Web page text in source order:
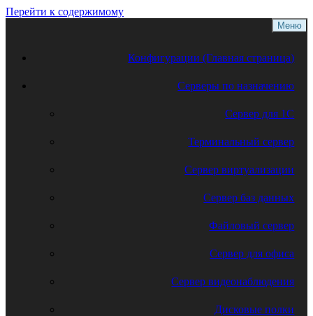
Перейти к содержимому
Меню
Конфигурации (Главная страница)
Серверы по назначению
Сервер для 1С
Терминальный сервер
Сервер виртуализации
Сервер баз данных
Файловый сервер
Сервер для офиса
Сервер видеонаблюдения
Дисковые полки